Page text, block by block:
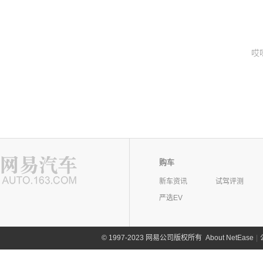
哎
购车
新车资讯
试驾评测
严选EV
©1997-2023 网易公司版权所有 About NetEase